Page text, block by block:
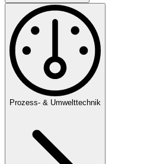
Prozess- & Umwelttechnik